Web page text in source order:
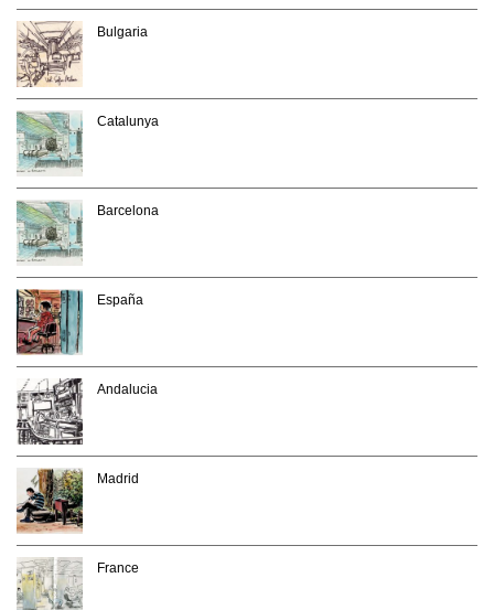
Bulgaria
Catalunya
Barcelona
España
Andalucia
Madrid
France